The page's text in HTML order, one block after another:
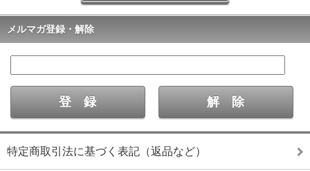
メルマガ登録・解除
特定商取引法に基づく表記（返品など）